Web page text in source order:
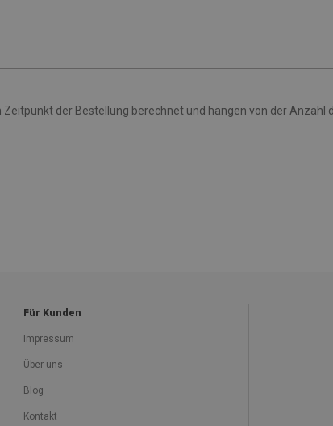
der Bestellung berechnet und hängen von der Anzahl
Für Kunden
Impressum
Über uns
Blog
Kontakt